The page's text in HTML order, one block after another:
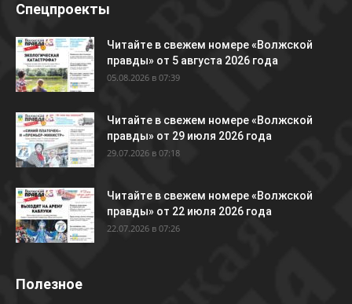
Спецпроекты
Читайте в свежем номере «Волжской
правды» от 5 августа 2026 года
05.08.2026 в 07:39
Читайте в свежем номере «Волжской
правды» от 29 июля 2026 года
29.07.2026 в 07:18
Читайте в свежем номере «Волжской
правды» от 22 июля 2026 года
22.07.2026 в 07:26
Полезное